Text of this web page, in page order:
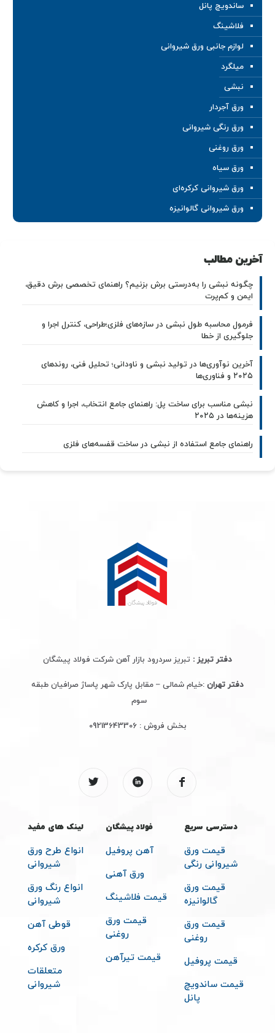
ساندویچ پانل
فلاشینگ
لوازم جانبی ورق شیروانی
میلگرد
نبشی
ورق آجردار
ورق رنگی شیروانی
ورق روغنی
ورق سیاه
ورق شیروانی کرکره‌ای
ورق شیروانی گالوانیزه
آخرین مطالب
چگونه نبشی را به‌درستی برش بزنیم؟ راهنمای تخصصی برش دقیق،
ایمن و کم‌پرت
فرمول محاسبه طول نبشی در سازه‌های فلزی؛طراحی، کنترل اجرا و
جلوگیری از خطا
آخرین نوآوری‌ها در تولید نبشی و ناودانی؛ تحلیل فنی، روندهای
۲۰۲۵ و فناوری‌ها
نبشی مناسب برای ساخت پل: راهنمای جامع انتخاب، اجرا و کاهش
هزینه‌ها در ۲۰۲۵
راهنمای جامع استفاده از نبشی در ساخت قفسه‌های فلزی
دفتر تبریز : تبریز سردرود بازار آهن شرکت فولاد پیشگان
دفتر تهران :خیام شمالی – مقابل پارک شهر پاساژ صرافیان طبقه
سوم
بخش فروش :09213643306
دسترسی سریع
قیمت ورق
شیروانی رنگی
قیمت ورق
گالوانیزه
قیمت ورق
روغنی
قیمت پروفیل
قیمت ساندویچ
پانل
فولاد پیشگان
آهن پروفیل
ورق آهنی
قیمت فلاشینگ
قیمت ورق
روغنی
قیمت تیرآهن
لینک های مفید
انواع طرح ورق
شیروانی
انواع رنگ ورق
شیروانی
قوطی آهن
ورق کرکره
متعلقات
شیروانی